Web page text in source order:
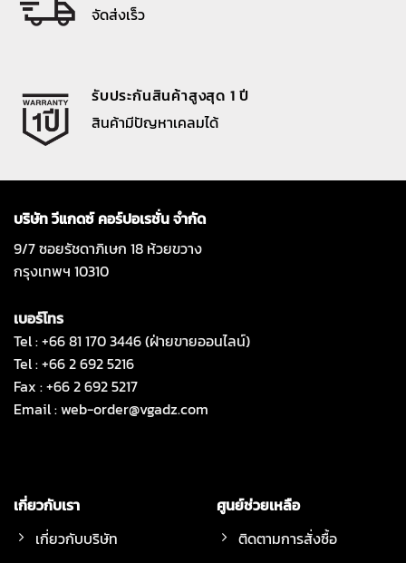
จัดส่งเร็ว
รับประกันสินค้าสูงสุด 1 ปี
สินค้ามีปัญหาเคลมได้
บริษัท วีแกดซ์ คอร์ปอเรชั่น จำกัด
9/7 ซอยรัชดาภิเษก 18 ห้วยขวาง
กรุงเทพฯ 10310
เบอร์โทร
Tel : +66 81 170 3446 (ฝ่ายขายออนไลน์)
Tel : +66 2 692 5216
Fax : +66 2 692 5217
Email :web-order@vgadz.com
เกี่ยวกับเรา
เกี่ยวกับบริษัท
ศูนย์ช่วยเหลือ
ติดตามการสั่งซื้อ